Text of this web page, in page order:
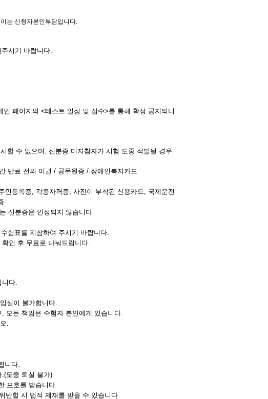
는 신청자본인부담입니다.
시기 바랍니다.
페이지의 <테스트 일정 및 접수>를 통해 확정 공지되니
할 수 없으며, 신분증 미지참자가 시험 도중 적발될 경우
만료 전의 여권 / 공무원증 / 장애인복지카드
등록증, 각종자격증, 사진이 부착된 신용카드, 국제운전
신분증은 인정되지 않습니다.
험표를 지참하여 주시기 바랍니다.
인 후 무료로 나눠드립니다.
니다.
실이 불가합니다.
모든 책임은 수험자 본인에게 있습니다.
.
니다.
도중 퇴실 불가)
보호를 받습니다.
반할 시 법적 제재를 받을 수 있습니다